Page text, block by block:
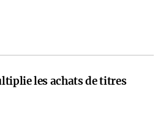
les achats de titres